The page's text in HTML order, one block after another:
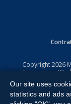
Copyright2026
Expressway,
All Rights
Our site uses
statistics and ads